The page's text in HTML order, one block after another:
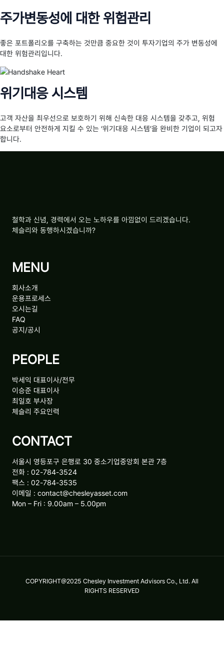
주가변동성에 대한 위험관리
좋은 포트폴리오를 구축하는 것만큼 중요한 것이 투자기업의 주가 변동성에
대한 위험관리입니다.
위기대응 시스템
고객 자산을 최우선으로 보호하기 위해 신속한 대응 시스템을 갖추고, 위험
요소로부터 안전하게 지킬 수 있는 ‘위기대응 시스템’을 완비한 기업이 되고자
합니다.
철학과 신념, 경력에서 오는 노하우를 아낌없이 드리겠습니다.
체슬리와 동행하시겠습니까?
MENU
회사소개
운용프로세스
오시는길
FAQ
공지/공시
PEOPLE
박세익 대표이사/전무
이승준 대표이사
최일호 부사장
체슬리 주요인력
CONTACT
서울시 영등포구 은행로 30 중소기업중앙회 본관 7층
전화 : 02-784-3524
팩스 : 02-784-3535
이메일 : contact@chesleyasset.com
Mon – Fri : 9.00am – 5.00pm
COPYRIGHT@2025 Chesley Investment Advisors Co., Ltd. All
RIGHTS RESERVED